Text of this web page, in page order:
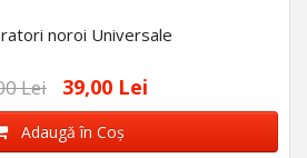
noroi Universale
Lei 39,00 Lei
Adaugă în Coş